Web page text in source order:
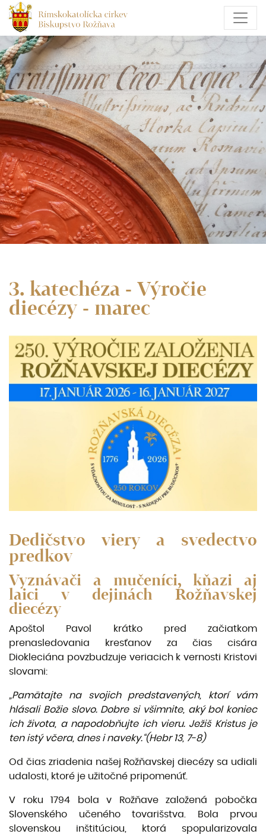
3. katechéza - Výročie
diecézy - marec
Dedičstvo viery a svedectvo
predkov
Vyznávači a mučeníci, kňazi aj
laici v dejinách Rožňavskej
diecézy
Apoštol Pavol krátko pred začiatkom
prenasledovania kresťanov za čias cisára
Diokleciána povzbudzuje veriacich k vernosti Kristovi
slovami:
„Pamätajte na svojich predstavených, ktorí vám
hlásali Božie slovo. Dobre si všimnite, aký bol koniec
ich života, a napodobňujte ich vieru. Ježiš Kristus je
ten istý včera, dnes i naveky.“(Hebr 13, 7-8)
Od čias zriadenia našej Rožňavskej diecézy sa udiali
udalosti, ktoré je užitočné pripomenúť.
V roku 1794 bola v Rožňave založená pobočka
Slovenského učeného tovarišstva. Bola prvou
slovenskou inštitúciou, ktorá spopularizovala